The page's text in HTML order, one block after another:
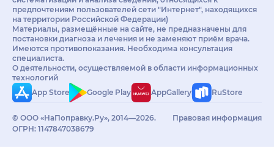
предпочтениям пользователей сети "Интернет", находящихся
на территории Российской Федерации)
Материалы, размещённые на сайте, не предназначены для
постановки диагноза и лечения и не заменяют приём врача.
Имеются противопоказания. Необходима консультация
специалиста.
О деятельности, осуществляемой в области информационных
технологий
App Store
Google Play AppGallery RuStore
© ООО «НаПоправку.Ру», 2014—2026.
ОГРН: 1147847038679
Правовая информация